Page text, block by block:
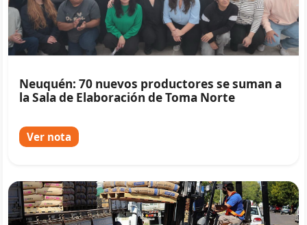
Neuquén: 70 nuevos productores se suman a
la Sala de Elaboración de Toma Norte
Ver nota